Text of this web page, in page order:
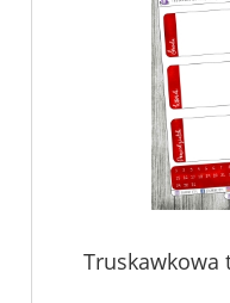
Truskawkowa